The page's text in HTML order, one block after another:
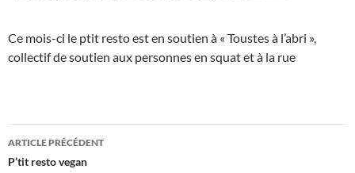
Ce mois-ci le ptit resto est en soutien à « Toustes à l’abri »,
collectif de soutien aux personnes en squat et à la rue
Navigation
des
ARTICLE PRÉCÉDENT
P’tit resto vegan